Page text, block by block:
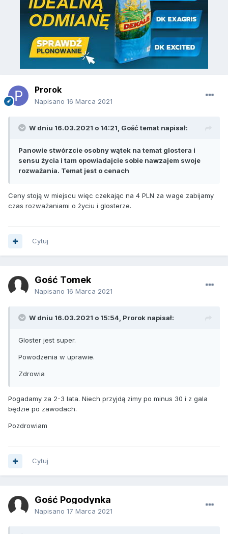
Prorok
Napisano 16 Marca 2021
W dniu 16.03.2021 o 14:21, Gość temat napisał:
Panowie stwórzcie osobny wątek na temat glostera i
sensu życia i tam opowiadajcie sobie nawzajem swoje
rozważania. Temat jest o cenach
Ceny stoją w miejscu więc czekając na 4 PLN za wage zabijamy
czas rozważaniami o życiu i glosterze.
Cytuj
Gość Tomek
Napisano 16 Marca 2021
W dniu 16.03.2021 o 15:54, Prorok napisał:
Gloster jest super.
Powodzenia w uprawie.
Zdrowia
Pogadamy za 2-3 lata. Niech przyjdą zimy po minus 30 i z gala
będzie po zawodach.
Pozdrowiam
Cytuj
Gość Pogodynka
Napisano 17 Marca 2021